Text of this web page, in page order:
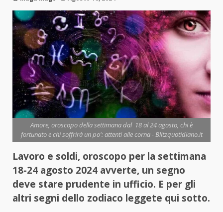
Amore, oroscopo della settimana dal 18 al 24 agosto, chi è
fortunato e chi soffrirà un po': attenti alle corna - Blitzquotidiano.it
Lavoro e soldi, oroscopo per la settimana
18-24 agosto 2024 avverte, un segno
deve stare prudente in ufficio. E per gli
altri segni dello zodiaco leggete qui sotto.